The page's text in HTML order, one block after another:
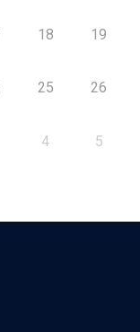
18 19
25 26
4 5